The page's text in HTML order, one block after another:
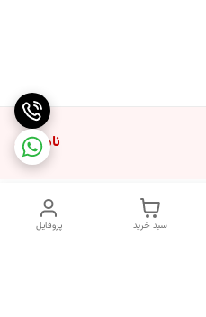
ناموجود
پروفایل سبد خرید